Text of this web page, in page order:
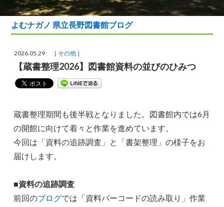
i
o
よむナガノ 県立長野図書館ブログ
2026.05.29 ［ その他 ］
【蔵書整理2026】図書館資料の並びのひみつ
蔵書整理期間も後半戦となりました。図書館内では6月
の開館に向けて着々と作業を進めています。
今回は「資料の追跡調査」と「書架整理」の様子をお
届けします。
■資料の追跡調査
前回のブログでは「資料バーコードの読み取り」作業